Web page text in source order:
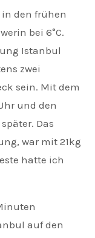
den frühen
bei 6°C.
Istanbul
zwei
sein. Mit dem
und den
Das
war mit 21kg
hatte ich
auf den